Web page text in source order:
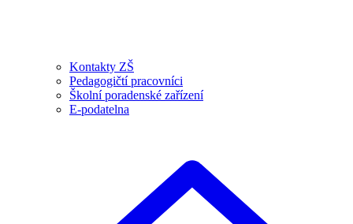
Kontakty ZŠ
Pedagogičtí pracovníci
Školní poradenské zařízení
E-podatelna